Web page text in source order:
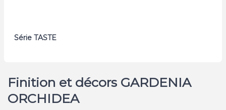
Série TASTE
Finition et décors GARDENIA
ORCHIDEA